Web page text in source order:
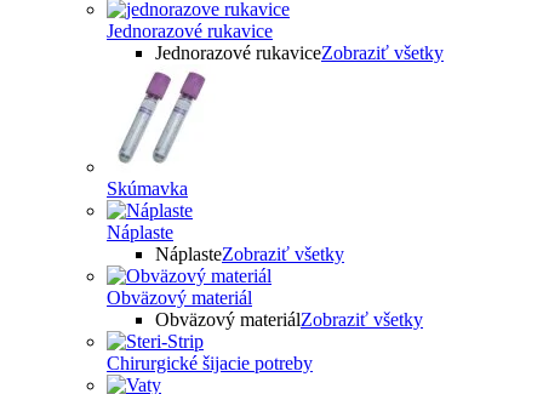
Jednorazové rukavice
Jednorazové rukaviceZobraziť všetky
Skúmavka
Náplaste
NáplasteZobraziť všetky
Obväzový materiál
Obväzový materiálZobraziť všetky
Chirurgické šijacie potreby